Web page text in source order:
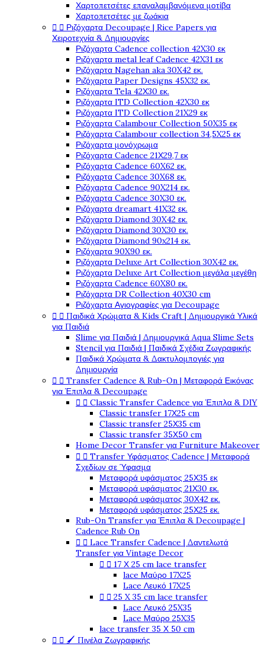
Χαρτοπετσέτες επαναλαμβανόμενα μοτίβα
Χαρτοπετσέτες με ζωάκια
  Ριζόχαρτα Decoupage | Rice Papers για
Χειροτεχνία & Δημιουργίες
Ριζόχαρτα Cadence collection 42X30 εκ
Ριζόχαρτα metal leaf Cadence 42X31 εκ
Ριζόχαρτα Nagehan aka 30X42 εκ.
Ριζόχαρτα Paper Designs 45X32 εκ.
Ριζόχαρτα Tela 42Χ30 εκ.
Ριζόχαρτα ITD Collection 42X30 εκ
Ριζόχαρτα ITD Collection 21X29 εκ
Ριζόχαρτα Calambour Collection 50X35 εκ
Ριζόχαρτα Calambour collection 34,5X25 εκ
Ριζόχαρτα μονόχρωμα
Ριζόχαρτα Cadence 21Χ29,7 εκ
Ριζόχαρτα Cadence 60X62 εκ.
Ριζόχαρτα Cadence 30X68 εκ.
Ριζόχαρτα Cadence 90X214 εκ.
Ριζόχαρτα Cadence 30X30 εκ.
Ριζόχαρτα dreamart 41X32 εκ.
Ριζόχαρτα Diamond 30X42 εκ.
Ριζόχαρτα Diamond 30X30 εκ.
Ριζόχαρτα Diamond 90x214 εκ.
Ριζόχαρτα 90X90 εκ.
Ριζόχαρτα Deluxe Art Collection 30X42 εκ.
Ριζόχαρτα Deluxe Art Collection μεγάλα μεγέθη
Ριζόχαρτα Cadence 60X80 εκ.
Ριζόχαρτα DR Collection 40X30 cm
Ριζόχαρτα Αγιογραφίες για Decoupage
  Παιδικά Χρώματα & Kids Craft | Δημιουργικά Υλικά
για Παιδιά
Slime για Παιδιά | Δημιουργικά Aqua Slime Sets
Stencil για Παιδιά | Παιδικά Σχέδια Ζωγραφικής
Παιδικά Χρώματα & Δακτυλομπογιές για
Δημιουργία
  Transfer Cadence & Rub-On | Μεταφορά Εικόνας
για Έπιπλα & Decoupage
  Classic Transfer Cadence για Έπιπλα & DIY
Classic transfer 17Χ25 cm
Classic transfer 25Χ35 cm
Classic transfer 35Χ50 cm
Home Decor Transfer για Furniture Makeover
  Transfer Υφάσματος Cadence | Μεταφορά
Σχεδίων σε Ύφασμα
Μεταφορά υφάσματος 25Χ35 εκ
Μεταφορά υφάσματος 21Χ30 εκ.
Μεταφορά υφάσματος 30Χ42 εκ.
Μεταφορά υφάσματος 25Χ25 εκ.
Rub-On Transfer για Έπιπλα & Decoupage |
Cadence Rub On
  Lace Transfer Cadence | Δαντελωτά
Transfer για Vintage Decor
  17 Χ 25 cm lace transfer
lace Μαύρο 17X25
Lace Λευκό 17X25
  25 X 35 cm lace transfer
Lace Λευκό 25X35
Lace Μαύρο 25X35
lace transfer 35 Χ 50 cm
  🖌️ Πινέλα Ζωγραφικής